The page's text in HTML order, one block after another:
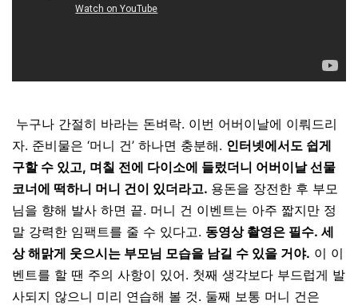
누구나 간절히 바라는 돈벼락. 이번 어버이날에 이뤄드리
자. 준비물은 ‘머니 건’ 하나면 충분해. 인터넷에서도 쉽게
구할 수 있고, 며칠 전에 다이소에 들렀더니 어버이날 선물
코너에 떡하니 머니 건이 있더라고. 용돈을 장전한 후 부모
님을 향해 발사 하면 끝. 머니 건 이벤트는 아주 짧지만 정
말 강력한 임팩트를 줄 수 있다고. 동영상 촬영은 필수. 세
상 해맑게 웃으시는 부모님 모습을 남길 수 있을 거야. 이 이
벤트를 할 땐 주의 사항이 있어. 첫째 생각보다 부드럽게 발
사되지 않으니 미리 연습해 볼 것. 둘째 보통 머니 건은